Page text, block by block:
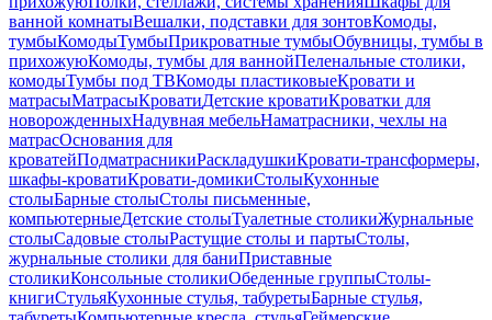
ванной комнатыВешалки, подставки для зонтовКомоды,
тумбыКомодыТумбыПрикроватные тумбыОбувницы, тумбы в
прихожуюКомоды, тумбы для ваннойПеленальные столики,
комодыТумбы под ТВКомоды пластиковыеКровати и
матрасыМатрасыКроватиДетские кроватиКроватки для
новорожденныхНадувная мебельНаматрасники, чехлы на
матрасОснования для
кроватейПодматрасникиРаскладушкиКровати-трансформеры,
шкафы-кроватиКровати-домикиСтолыКухонные
столыБарные столыСтолы письменные,
компьютерныеДетские столыТуалетные столикиЖурнальные
столыСадовые столыРастущие столы и партыСтолы,
журнальные столики для баниПриставные
столикиКонсольные столикиОбеденные группыСтолы-
книгиСтульяКухонные стулья, табуретыБарные стулья,